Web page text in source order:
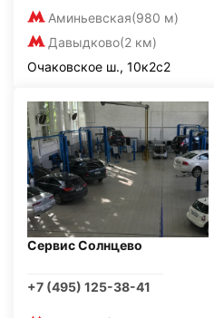
Аминьевская(980 м)
Давыдково(2 км)
Очаковское ш., 10к2с2
Сервис Солнцево
+7 (495) 125-38-41